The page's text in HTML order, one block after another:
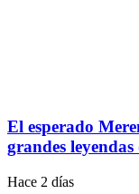
El esperado
grandes
Hace 2 días